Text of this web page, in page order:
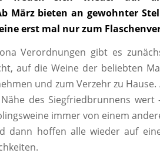
März bieten an gewohnter
erst mal nur zum
Verordnungen gibt es
auf die Weine der beliebten
und zum Verzehr zu
des Siegfriedbrunnens wert
immer von einem
dann hoffen alle wieder auf